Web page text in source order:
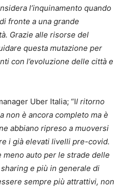
l’inquinamento quando
fronte a una grande
Grazie alle risorse del
questa mutazione per
con l’evoluzione delle città e
Uber Italia; “Il ritorno
non è ancora completo ma è
abbiano ripreso a muoversi
i già elevati livelli pre-covid.
auto per le strade delle
e più in generale di
sempre più attrattivi, non